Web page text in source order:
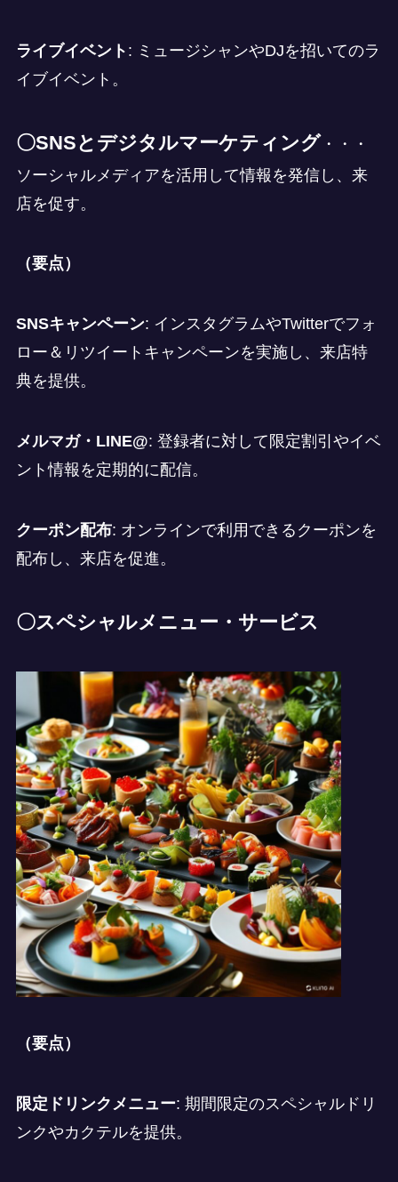
ライブイベント : ミュージシャンやDJを招いてのラ
イブイベント。
〇SNSとデジタルマーケティング ・・・
ソーシャルメディアを活用して情報を発信し、来
店を促す。
（要点）
SNSキャンペーン: インスタグラムやTwitterでフォ
ロー＆リツイートキャンペーンを実施し、来店特
典を提供。
メルマガ・LINE@: 登録者に対して限定割引やイベ
ント情報を定期的に配信。
クーポン配布: オンラインで利用できるクーポンを
配布し、来店を促進。
〇スペシャルメニュー・サービス
（要点）
限定ドリンクメニュー: 期間限定のスペシャルドリ
ンクやカクテルを提供。